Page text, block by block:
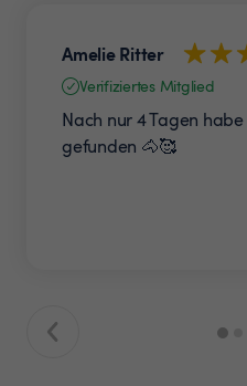
Amelie Ritter
Verifiziertes Mitglied
Nach nur 4 Tagen
gefunden 🐴🥰